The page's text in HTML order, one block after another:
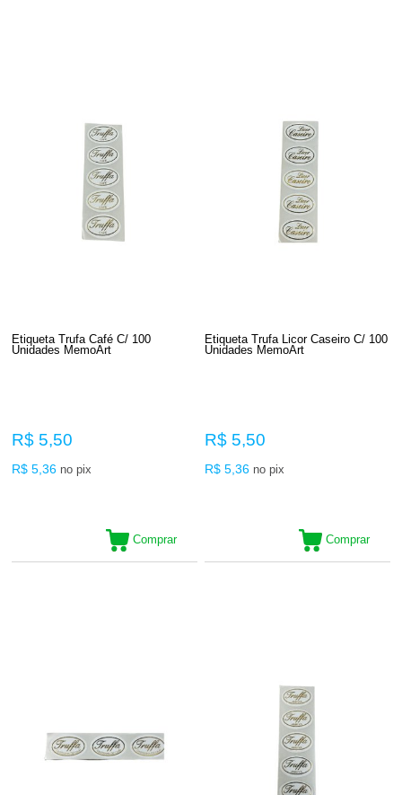
Etiqueta Trufa Café C/ 100
Unidades MemoArt
R$ 5,50
R$ 5,36 no pix
Comprar
Etiqueta Trufa Licor Caseiro C/ 100
Unidades MemoArt
R$ 5,50
R$ 5,36 no pix
Comprar